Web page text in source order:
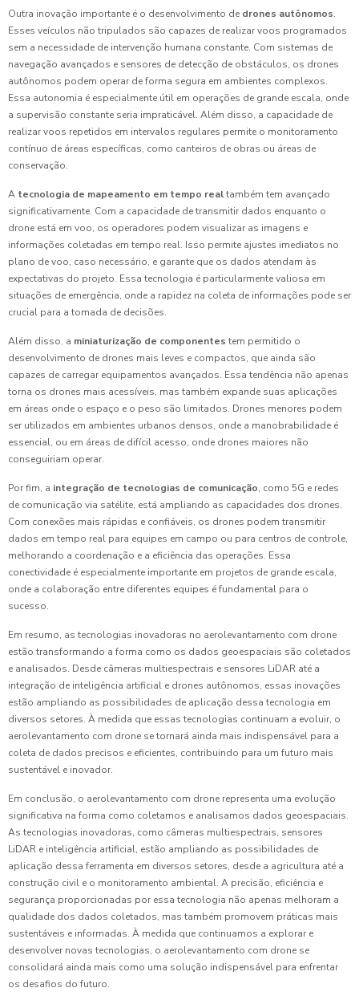
Outra inovação importante é o desenvolvimento de drones autônomos.
Esses veículos não tripulados são capazes de realizar voos programados
sem a necessidade de intervenção humana constante. Com sistemas de
navegação avançados e sensores de detecção de obstáculos, os drones
autônomos podem operar de forma segura em ambientes complexos.
Essa autonomia é especialmente útil em operações de grande escala, onde
a supervisão constante seria impraticável. Além disso, a capacidade de
realizar voos repetidos em intervalos regulares permite o monitoramento
contínuo de áreas específicas, como canteiros de obras ou áreas de
conservação.
A tecnologia de mapeamento em tempo realtambém tem avançado
significativamente. Com a capacidade de transmitir dados enquanto o
drone está em voo, os operadores podem visualizar as imagens e
informações coletadas em tempo real. Isso permite ajustes imediatos no
plano de voo, caso necessário, e garante que os dados atendam às
expectativas do projeto. Essa tecnologia é particularmente valiosa em
situações de emergência, onde a rapidez na coleta de informações pode ser
crucial para a tomada de decisões.
Além disso, a miniaturização de componentes tem permitido o
desenvolvimento de drones mais leves e compactos, que ainda são
capazes de carregar equipamentos avançados. Essa tendência não apenas
torna os drones mais acessíveis, mas também expande suas aplicações
em áreas onde o espaço e o peso são limitados. Drones menores podem
ser utilizados em ambientes urbanos densos, onde a manobrabilidade é
essencial, ou em áreas de difícil acesso, onde drones maiores não
conseguiriam operar.
Por fim, a integração de tecnologias de comunicação, como 5G e redes
de comunicação via satélite, está ampliando as capacidades dos drones.
Com conexões mais rápidas e confiáveis, os drones podem transmitir
dados em tempo real para equipes em campo ou para centros de controle,
melhorando a coordenação e a eficiência das operações. Essa
conectividade é especialmente importante em projetos de grande escala,
onde a colaboração entre diferentes equipes é fundamental para o
sucesso.
Em resumo, as tecnologias inovadoras no aerolevantamento com drone
estão transformando a forma como os dados geoespaciais são coletados
e analisados. Desde câmeras multiespectrais e sensores LiDAR até a
integração de inteligência artificial e drones autônomos, essas inovações
estão ampliando as possibilidades de aplicação dessa tecnologia em
diversos setores. À medida que essas tecnologias continuam a evoluir, o
aerolevantamento com drone se tornará ainda mais indispensável para a
coleta de dados precisos e eficientes, contribuindo para um futuro mais
sustentável e inovador.
Em conclusão, o aerolevantamento com drone representa uma evolução
significativa na forma como coletamos e analisamos dados geoespaciais.
As tecnologias inovadoras, como câmeras multiespectrais, sensores
LiDAR e inteligência artificial, estão ampliando as possibilidades de
aplicação dessa ferramenta em diversos setores, desde a agricultura até a
construção civil e o monitoramento ambiental. A precisão, eficiência e
segurança proporcionadas por essa tecnologia não apenas melhoram a
qualidade dos dados coletados, mas também promovem práticas mais
sustentáveis e informadas. À medida que continuamos a explorar e
desenvolver novas tecnologias, o aerolevantamento com drone se
consolidará ainda mais como uma solução indispensável para enfrentar
os desafios do futuro.